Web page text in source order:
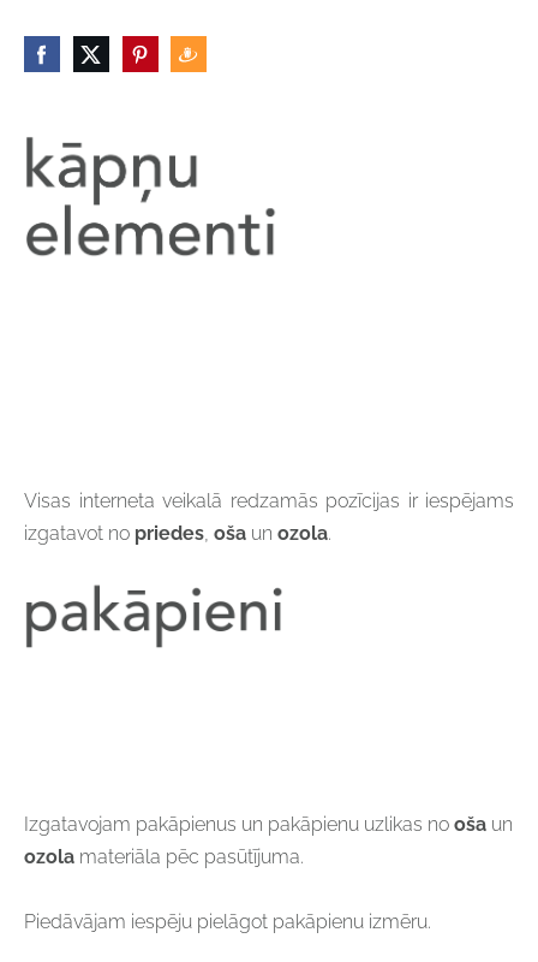
Visas interneta veikalā redzamās pozīcijas ir iespējams
izgatavot no priedes, oša un ozola.
Izgatavojam pakāpienus un pakāpienu uzlikas no oša un
ozola materiāla pēc pasūtījuma.
Piedāvājam iespēju pielāgot pakāpienu izmēru.